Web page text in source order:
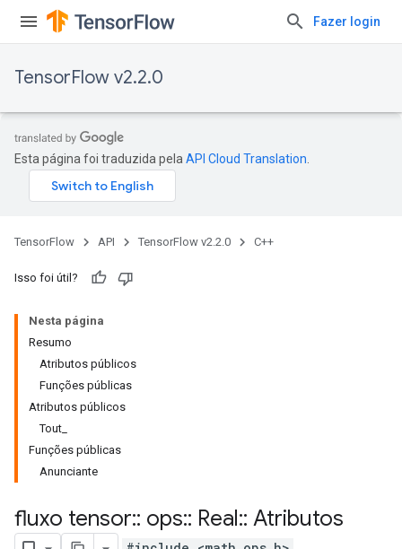
Fazer login
TensorFlow v2.2.0
Esta página foi traduzida pela API Cloud Translation
TensorFlow API TensorFlow v2.2.0 C++
Isso foi útil?
Nesta página
Resumo
Atributos públicos
Funções públicas
Atributos públicos
Tout_
Funções públicas
Anunciante
fluxo tensor:: ops:: Real:: Atributos